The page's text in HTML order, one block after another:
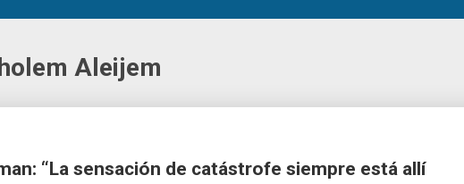
Aleijem
“La sensación de catástrofe siempre está allí